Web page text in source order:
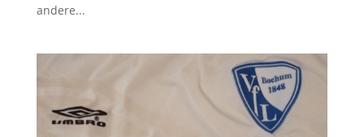
andere...